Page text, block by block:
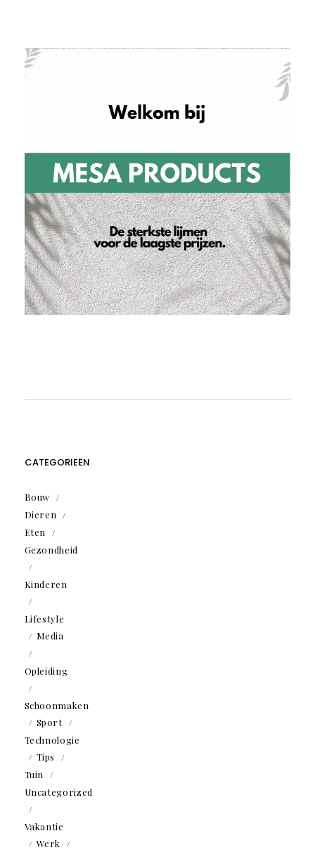
CATEGORIEËN
Bouw
Dieren
Eten
Gezondheid
Kinderen
Lifestyle
Media
Opleiding
Schoonmaken
Sport
Technologie
Tips
Tuin
Uncategorized
Vakantie
Werk